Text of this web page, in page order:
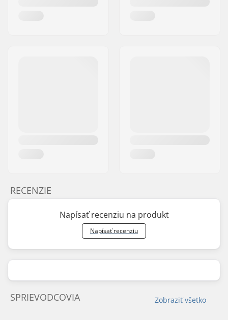
RECENZIE
Napísať recenziu na produkt
Napísať recenziu
Zobraziť všetko
SPRIEVODCOVIA